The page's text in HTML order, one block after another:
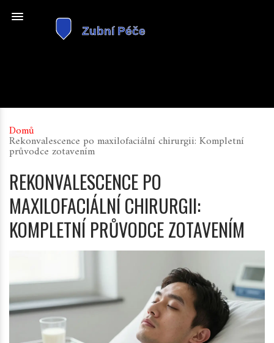
Domů
Rekonvalescence po maxilofaciální chirurgii: Kompletní
průvodce zotavením
REKONVALESCENCE PO
MAXILOFACIÁLNÍ CHIRURGII:
KOMPLETNÍ PRŮVODCE ZOTAVENÍM